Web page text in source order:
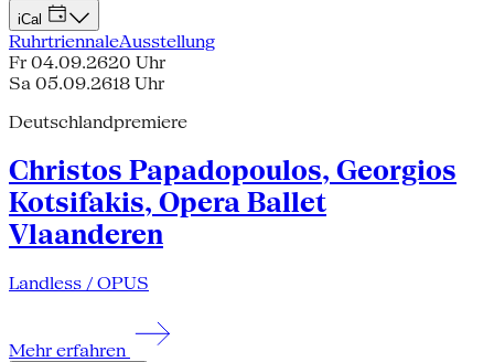
iCal
RuhrtriennaleAusstellung
Fr 04.09.2620 Uhr
Sa 05.09.2618 Uhr
Deutschlandpremiere
Christos Papadopoulos, Georgios
Kotsifakis, Opera Ballet
Vlaanderen
Landless / OPUS
Mehr erfahren